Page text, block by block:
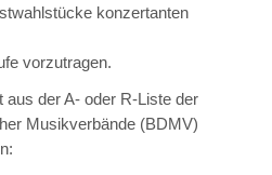
konzertanten
vorzutragen.
aus der A- oder R-Liste der
Musikverbände (BDMV)